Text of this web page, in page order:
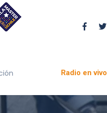
Radio en vivo